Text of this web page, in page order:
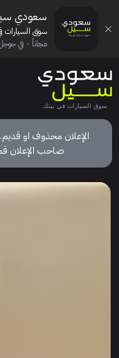
الإعلان محذوف او
صاحب الإعلان
سعودي
سوق السيارات
مجاناً - في